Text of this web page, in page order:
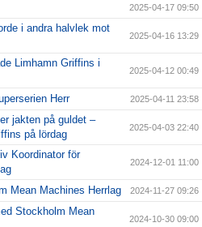
2025-04-17 09:50
i andra halvlek mot
2025-04-16 13:29
Limhamn Griffins i
2025-04-12 00:49
Herr 2025-04-11 23:58
jakten på guldet –
på lördag
2025-04-03 22:40
Koordinator för
2024-12-01 11:00
Mean Machines Herrlag 2024-11-27 09:26
Stockholm Mean
2024-10-30 09:00